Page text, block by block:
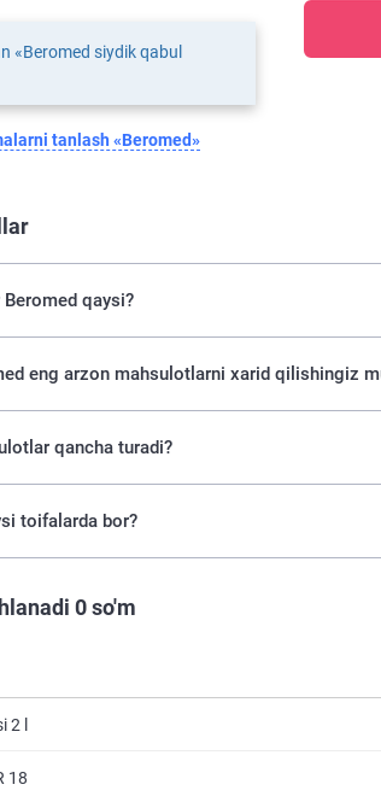
«Beromed siydik qabul
tanlash «Beromed»
qaysi?
eng arzon mahsulotlarni xarid qilishingiz
qancha turadi?
toifalarda bor?
0 so'm
l
18